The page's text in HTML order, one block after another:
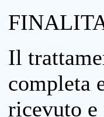
Il
completa
ricevuto e